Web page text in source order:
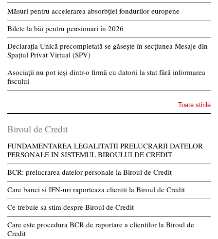
Măsuri pentru accelerarea absorbției fondurilor europene
Bilete la băi pentru pensionari în 2026
Declarația Unică precompletată se găsește în secțiunea Mesaje din
Spațiul Privat Virtual (SPV)
Asociații nu pot ieși dintr-o firmă cu datorii la stat fără informarea
fiscului
Toate stirile
Biroul de Credit
FUNDAMENTAREA LEGALITATII PRELUCRARII DATELOR
PERSONALE IN SISTEMUL BIROULUI DE CREDIT
BCR: prelucrarea datelor personale la Biroul de Credit
Care banci si IFN-uri raporteaza clientii la Biroul de Credit
Ce trebuie sa stim despre Biroul de Credit
Care este procedura BCR de raportare a clientilor la Biroul de
Credit